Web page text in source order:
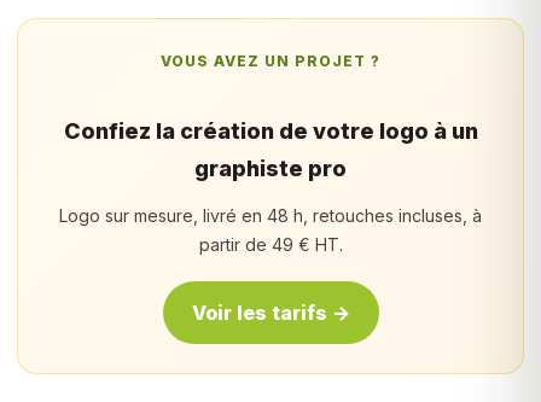
VOUS AVEZ UN PROJET ?
Confiez la création de votre logo à un
graphiste pro
Logo sur mesure, livré en 48 h, retouches incluses, à
partir de 49 € HT.
Voir les tarifs →